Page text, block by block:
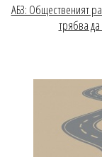
АБЗ: Общественият
трябва